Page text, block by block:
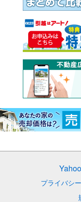
プライバシ